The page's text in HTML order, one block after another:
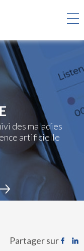
des maladies
artificielle
Partager sur